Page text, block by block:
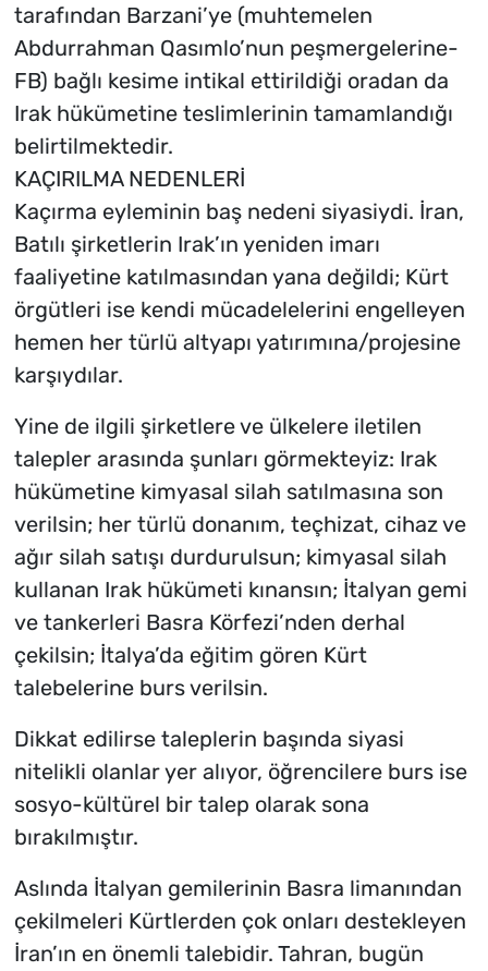
tarafından Barzani’ye (muhtemelen
Abdurrahman Qasımlo’nun peşmergelerine-
FB) bağlı kesime intikal ettirildiği oradan da
Irak hükümetine teslimlerinin tamamlandığı
belirtilmektedir.
KAÇIRILMA NEDENLERİ
Kaçırma eyleminin baş nedeni siyasiydi. İran,
Batılı şirketlerin Irak’ın yeniden imarı
faaliyetine katılmasından yana değildi; Kürt
örgütleri ise kendi mücadelelerini engelleyen
hemen her türlü altyapı yatırımına/projesine
karşıydılar.
Yine de ilgili şirketlere ve ülkelere iletilen
talepler arasında şunları görmekteyiz: Irak
hükümetine kimyasal silah satılmasına son
verilsin; her türlü donanım, teçhizat, cihaz ve
ağır silah satışı durdurulsun; kimyasal silah
kullanan Irak hükümeti kınansın; İtalyan gemi
ve tankerleri Basra Körfezi’nden derhal
çekilsin; İtalya’da eğitim gören Kürt
talebelerine burs verilsin.
Dikkat edilirse taleplerin başında siyasi
nitelikli olanlar yer alıyor, öğrencilere burs ise
sosyo-kültürel bir talep olarak sona
bırakılmıştır.
Aslında İtalyan gemilerinin Basra limanından
çekilmeleri Kürtlerden çok onları destekleyen
İran’ın en önemli talebidir. Tahran, bugün